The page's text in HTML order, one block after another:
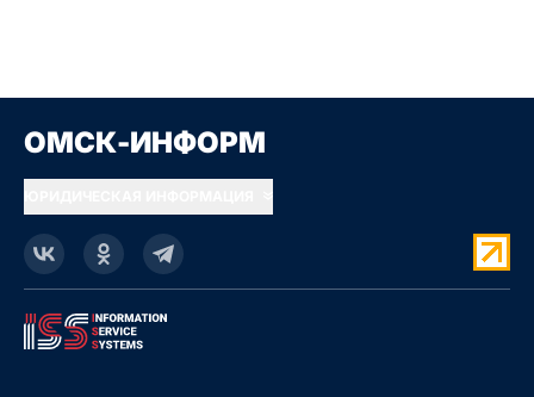
ОМСК-ИНФОРМ